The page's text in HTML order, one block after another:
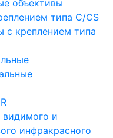
объективы
типа C/CS
с креплением типа
видимого и
инфракрасного